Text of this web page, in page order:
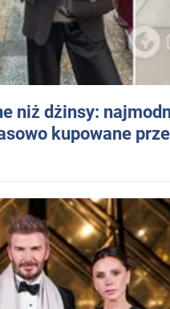
niż dżinsy:
kupowane